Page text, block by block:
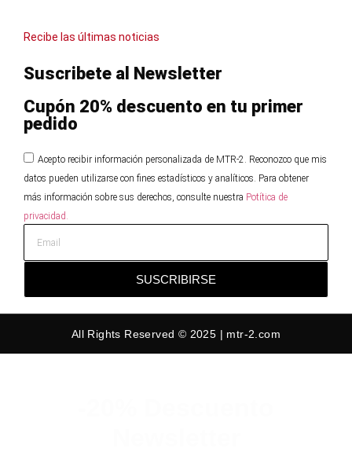
Recibe las últimas noticias
Suscribete al Newsletter
Cupón 20% descuento en tu primer
pedido
Acepto recibir información personalizada de MTR-2. Reconozco que mis
datos pueden utilizarse con fines estadísticos y analíticos. Para obtener
más información sobre sus derechos, consulte nuestra Potítica de
privacidad.
SUSCRIBIRSE
All Rights Reserved © 2025 | mtr-2.com